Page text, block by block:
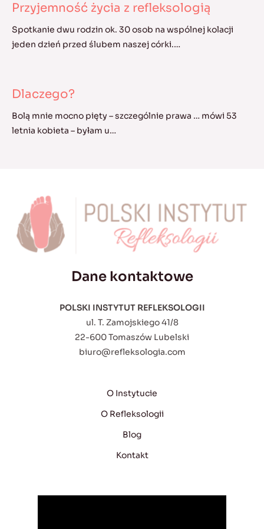
Przyjemność życia z refleksologią
Spotkanie dwu rodzin ok. 30 osob na wspólnej kolacji
jeden dzień przed ślubem naszej córki.…
Dlaczego?
Bolą mnie mocno pięty – szczególnie prawa … mówi 53
letnia kobieta – byłam u…
Dane kontaktowe
POLSKI INSTYTUT REFLEKSOLOGII
ul. T. Zamojskiego 41/8
22-600 Tomaszów Lubelski
biuro@refleksologia.com
O Instytucie
O Refleksologii
Blog
Kontakt